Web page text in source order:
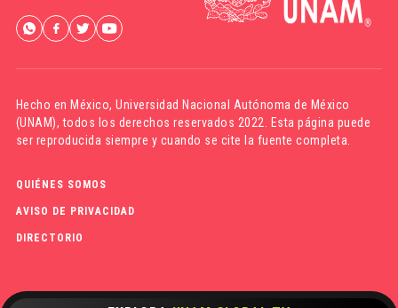
Hecho en México,Universidad Nacional Autónoma de México
(UNAM), todos los derechos reservados 2022. Esta página puede
ser reproducida siempre y cuando se cite la fuente completa.
QUIÉNES SOMOS
AVISO DE PRIVACIDAD
DIRECTORIO